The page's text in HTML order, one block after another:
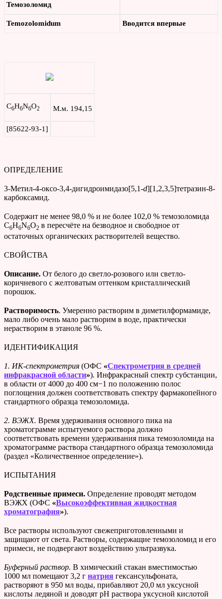
Темозоломид
Temozolomidum Вводится впервые
C6H6N6O2 М.м. 194,15
[85622-93-1]
ОПРЕДЕЛЕНИЕ
3-Метил-4-оксо-3,4-дигидроимидазо[5,1-d][1,2,3,5]тетразин-8-
карбоксамид.
Cодержит не менее 98,0 % и не более 102,0 % темозоломида
C6H6N6O2 в пересчёте на безводное и свободное от
остаточных органических растворителей вещество.
СВОЙСТВА
Описание. От белого до светло-розового или светло-
коричневого с желтоватым оттенком кристаллический
порошок.
Растворимость. Умеренно растворим в диметилформамиде,
мало либо очень мало растворим в воде, практически
нерастворим в этаноле 96 %.
ИДЕНТИФИКАЦИЯ
1. ИК-спектрометрия (ОФС «Спектрометрия в средней
инфракрасной области»). Инфракрасный спектр субстанции,
в области от 4000 до 400 см−1 по положению полос
поглощения должен соответствовать спектру фармакопейного
стандартного образца темозоломида.
2. ВЭЖХ. Время удерживания основного пика на
хроматограмме испытуемого раствора должно
соответствовать времени удерживания пика темозоломида на
хроматограмме раствора стандартного образца темозоломида
(раздел «Количественное определение»).
ИСПЫТАНИЯ
Родственные примеси. Определение проводят методом
ВЭЖХ (ОФС «Высокоэффективная жидкостная
хроматография»).
Все растворы используют свежеприготовленными и
защищают от света. Растворы, содержащие темозоломид и его
примеси, не подвергают воздействию ультразвука.
Буферный раствор. В химический стакан вместимостью
1000 мл помещают 3,2 г натрия гексансульфоната,
растворяют в 950 мл воды, прибавляют 20,0 мл уксусной
кислоты ледяной и доводят рН раствора уксусной кислотой